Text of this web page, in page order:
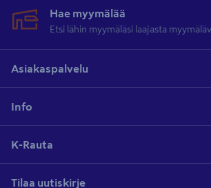
Hae myymälää
Etsi lähin myymäläsi laajasta
Asiakaspalvelu
Info
K-Rauta
Tilaa uutiskirje